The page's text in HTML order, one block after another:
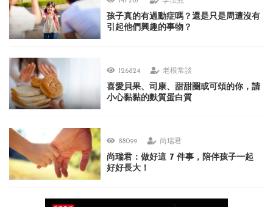
孩子真的有過動症嗎？還是只是周遭沒有
引起他們興趣的事物？
126824 老根常談
喜愛貝果、司康、甜甜圈或可頌的你，請
小心黏黏的麩質蛋白質
88099 尚瑞君
尚瑞君：做好這 7 件事，陪伴孩子一起
好好長大！